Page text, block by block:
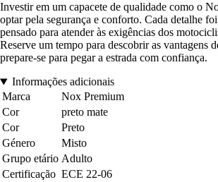
Investir em um capacete de qualidade como o
optar pela segurança e conforto. Cada detalhe
pensado para atender às exigências dos
Reserve um tempo para descobrir as vantagens
prepare-se para pegar a estrada com confiança.
Informações adicionais
Marca
Nox Premium
Cor
preto mate
Cor
Preto
Género
Misto
Grupo etário Adulto
Certificação ECE 22-06